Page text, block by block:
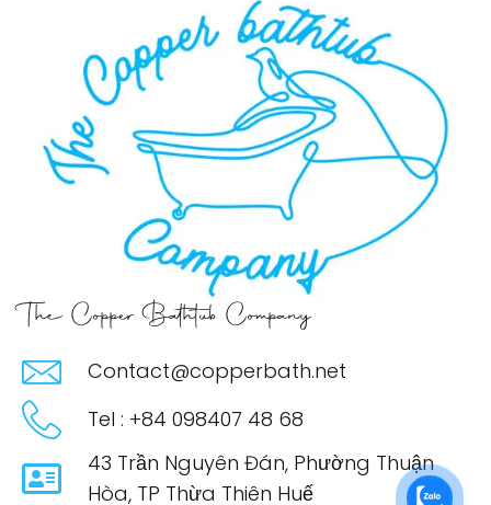
The Copper Bathtub Company
Contact@copperbath.net
Tel : +84 098407 48 68
43 Trần Nguyên Đán, Phường Thuận
Hòa, TP Thừa Thiên Huế